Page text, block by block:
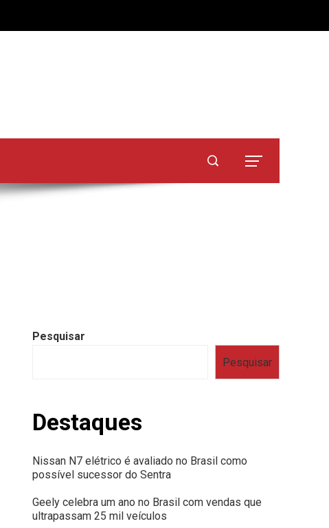
Pesquisar
Pesquisar
Destaques
Nissan N7 elétrico é avaliado no Brasil como
possível sucessor do Sentra
Geely celebra um ano no Brasil com vendas que
ultrapassam 25 mil veículos